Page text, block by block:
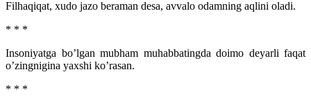
Filhaqiqat, xudo jazo beraman desa, avvalo odamning aqlini oladi.
* * *
Insoniyatga bo’lgan mubham muhabbatingda doimo deyarli faqat
o’zingnigina yaxshi ko’rasan.
* * *